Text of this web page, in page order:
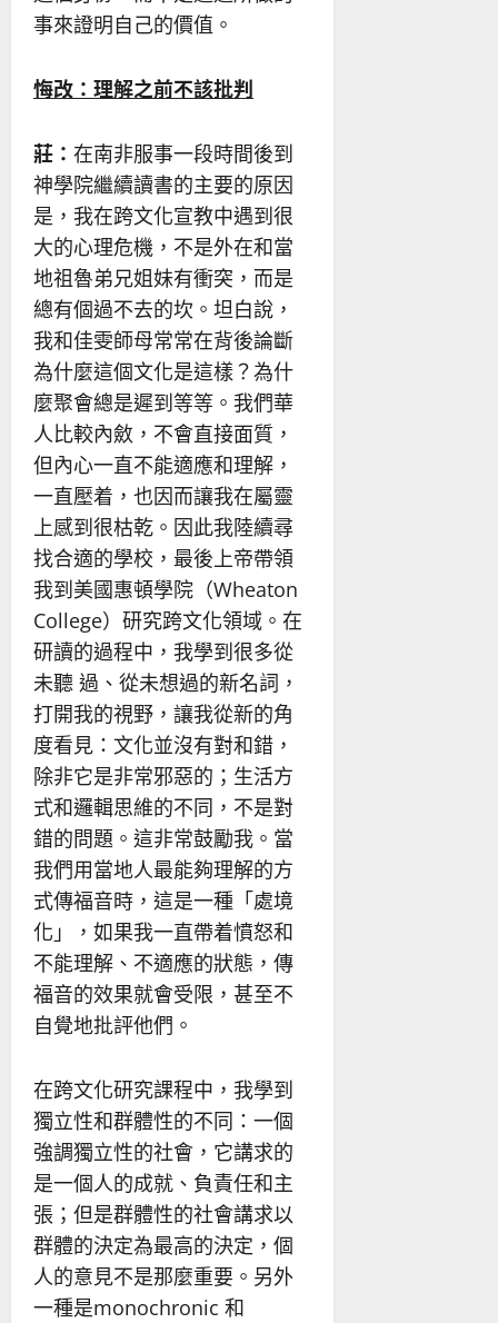
事來證明自己的價值。
悔改：理解之前不該批判
莊： 在南非服事一段時間後到
神學院繼續讀書的主要的原因
是，我在跨文化宣教中遇到很
大的心理危機，不是外在和當
地祖魯弟兄姐妹有衝突，而是
總有個過不去的坎。坦白說，
我和佳雯師母常常在背後論斷
為什麼這個文化是這樣？為什
麼聚會總是遲到等等。我們華
人比較內斂，不會直接面質，
但內心一直不能適應和理解，
一直壓着，也因而讓我在屬靈
上感到很枯乾。因此我陸續尋
找合適的學校，最後上帝帶領
我到美國惠頓學院（Wheaton
College）研究跨文化領域。在
研讀的過程中，我學到很多從
未聽 過、從未想過的新名詞，
打開我的視野，讓我從新的角
度看見：文化並沒有對和錯，
除非它是非常邪惡的；生活方
式和邏輯思維的不同，不是對
錯的問題。這非常鼓勵我。當
我們用當地人最能夠理解的方
式傳福音時，這是一種「處境
化」，如果我一直帶着憤怒和
不能理解、不適應的狀態，傳
福音的效果就會受限，甚至不
自覺地批評他們。
在跨文化研究課程中，我學到
獨立性和群體性的不同：一個
強調獨立性的社會，它講求的
是一個人的成就、負責任和主
張；但是群體性的社會講求以
群體的決定為最高的決定，個
人的意見不是那麼重要。另外
一種是monochronic 和